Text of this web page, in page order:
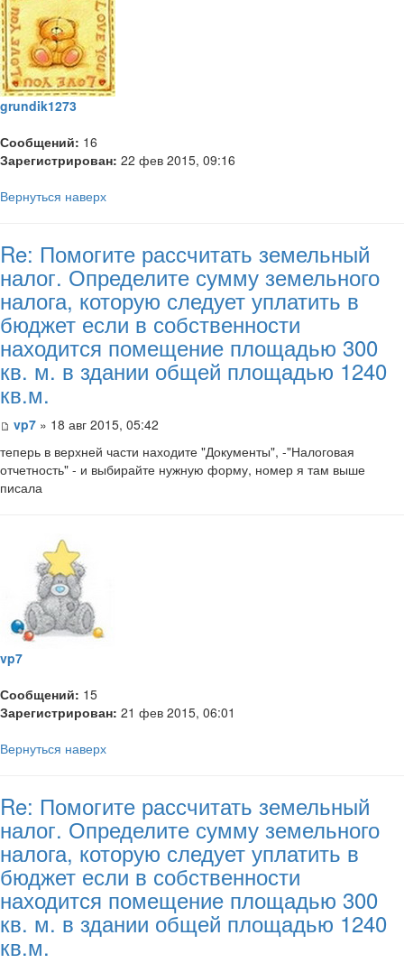
grundik1273
Сообщений: 16
Зарегистрирован: 22 фев 2015, 09:16
Вернуться наверх
Re: Помогите рассчитать земельный
налог. Определите сумму земельного
налога, которую следует уплатить в
бюджет если в собственности
находится помещение площадью 300
кв. м. в здании общей площадью 1240
кв.м.
vp7 » 18 авг 2015, 05:42
​теперь в верхней части находите "Документы", -"Налоговая
отчетность" - и выбирайте нужную форму, номер я там выше
писала
vp7
Сообщений: 15
Зарегистрирован: 21 фев 2015, 06:01
Вернуться наверх
Re: Помогите рассчитать земельный
налог. Определите сумму земельного
налога, которую следует уплатить в
бюджет если в собственности
находится помещение площадью 300
кв. м. в здании общей площадью 1240
кв.м.